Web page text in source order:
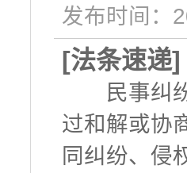
发布时间：
[法条速递]
民事纠纷
过和解或协
同纠纷、